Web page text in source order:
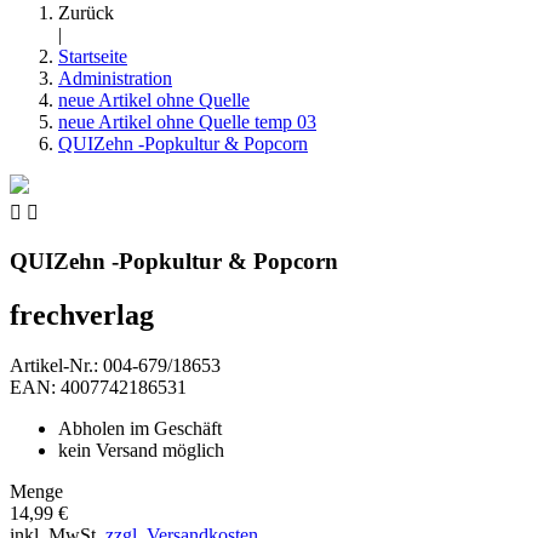
Zurück
|
Startseite
Administration
neue Artikel ohne Quelle
neue Artikel ohne Quelle temp 03
QUIZehn -Popkultur & Popcorn
 
QUIZehn -Popkultur & Popcorn
frechverlag
Artikel-Nr.: 004-679/18653
EAN: 4007742186531
Abholen im Geschäft
kein Versand möglich
Menge
14,99 €